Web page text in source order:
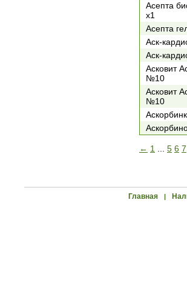
Асепта
х1
Асепта
Аск-
Аск-
Асковит
№10
Асковит
№10
← 1 5 6 7
Главная |